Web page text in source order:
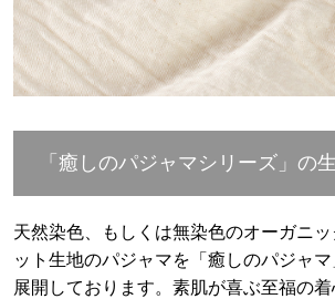
「癒しのパジャマシリーズ」の
天然染色、もしくは無染色のオーガニ
ット生地のパジャマを「癒しのパジャ
展開しております。素肌が喜ぶ至福の